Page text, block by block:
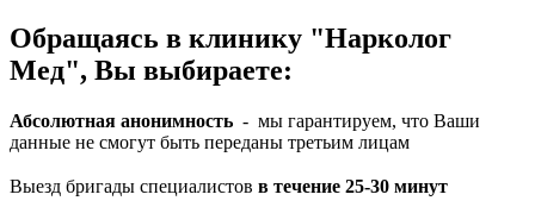
Обращаясь в клинику "Нарколог
Мед", Вы выбираете:
Абсолютная анонимность - мы гарантируем, что Ваши
данные не смогут быть переданы третьим лицам
Выезд бригады специалистов в течение 25-30 минут